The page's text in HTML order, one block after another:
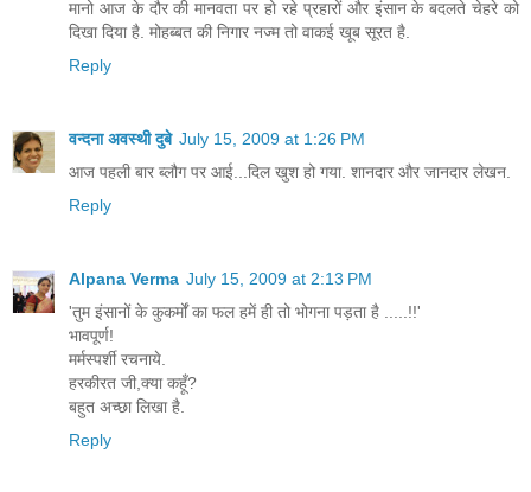
मानो आज के दौर की मानवता पर हो रहे प्रहारों और इंसान के बदलते चेहरे को
दिखा दिया है. मोहब्बत की निगार नज्म तो वाकई खूब सूरत है.
Reply
वन्दना अवस्थी दुबे July 15, 2009 at 1:26 PM
आज पहली बार ब्लौग पर आई...दिल खुश हो गया. शानदार और जानदार लेखन.
Reply
Alpana Verma July 15, 2009 at 2:13 PM
'तुम इंसानों के कुकर्मों का फल हमें ही तो भोगना पड़ता है .....!!'
भावपूर्ण!
मर्मस्पर्शी रचनाये.
हरकीरत जी,क्या कहूँ?
बहुत अच्छा लिखा है.
Reply